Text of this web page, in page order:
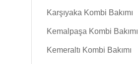
Karşıyaka Kombi Bakımı
Kemalpaşa Kombi Bakımı
Kemeraltı Kombi Bakımı